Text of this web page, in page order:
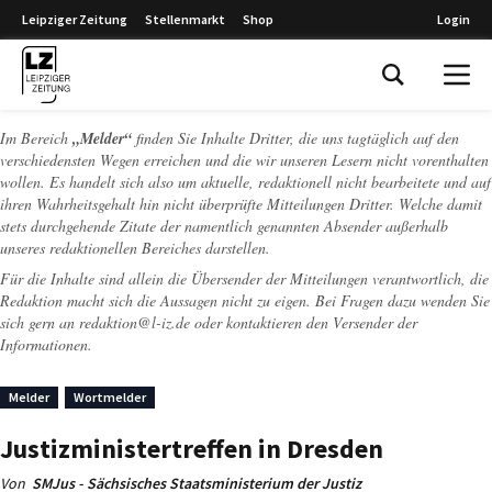
Leipziger Zeitung Stellenmarkt Shop Login
Im Bereich „Melder“ finden Sie Inhalte Dritter, die uns tagtäglich auf den
verschiedensten Wegen erreichen und die wir unseren Lesern nicht vorenthalten
wollen. Es handelt sich also um aktuelle, redaktionell nicht bearbeitete und auf
ihren Wahrheitsgehalt hin nicht überprüfte Mitteilungen Dritter. Welche damit
stets durchgehende Zitate der namentlich genannten Absender außerhalb
unseres redaktionellen Bereiches darstellen.
Für die Inhalte sind allein die Übersender der Mitteilungen verantwortlich, die
Redaktion macht sich die Aussagen nicht zu eigen. Bei Fragen dazu wenden Sie
sich gern an redaktion@l-iz.de oder kontaktieren den Versender der
Informationen.
Melder Wortmelder
Justizministertreffen in Dresden
Von SMJus - Sächsisches Staatsministerium der Justiz